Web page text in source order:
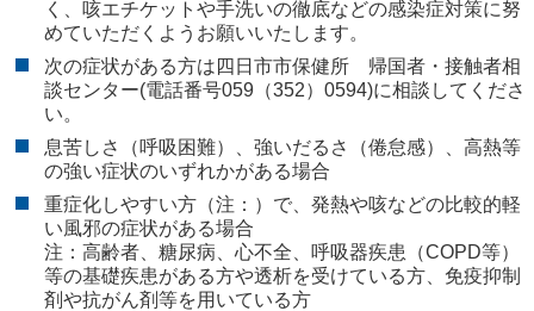
く、咳エチケットや手洗いの徹底などの感染症対策に努
めていただくようお願いいたします。
次の症状がある方は四日市市保健所 帰国者・接触者相
談センター(電話番号059（352）0594)に相談してくださ
い。
息苦しさ（呼吸困難）、強いだるさ（倦怠感）、高熱等
の強い症状のいずれかがある場合
重症化しやすい方（注：）で、発熱や咳などの比較的軽
い風邪の症状がある場合
注：高齢者、糖尿病、心不全、呼吸器疾患（COPD等）
等の基礎疾患がある方や透析を受けている方、免疫抑制
剤や抗がん剤等を用いている方